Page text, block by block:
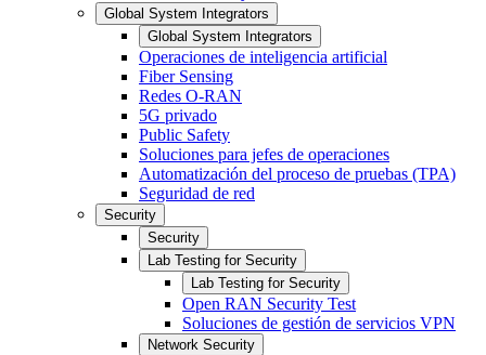
Global System Integrators
Global System Integrators
Operaciones de inteligencia artificial
Fiber Sensing
Redes O-RAN
5G privado
Public Safety
Soluciones para jefes de operaciones
Automatización del proceso de pruebas (TPA)
Seguridad de red
Security
Security
Lab Testing for Security
Lab Testing for Security
Open RAN Security Test
Soluciones de gestión de servicios VPN
Network Security